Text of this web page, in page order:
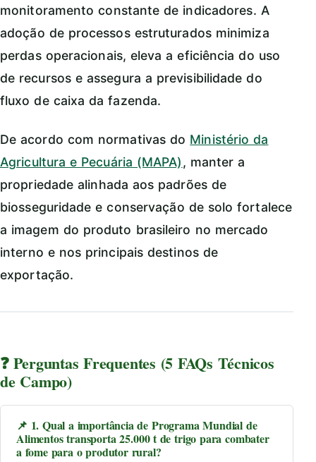
monitoramento constante de indicadores. A
adoção de processos estruturados minimiza
perdas operacionais, eleva a eficiência do uso
de recursos e assegura a previsibilidade do
fluxo de caixa da fazenda.
De acordo com normativas do Ministério da
Agricultura e Pecuária (MAPA), manter a
propriedade alinhada aos padrões de
biosseguridade e conservação de solo fortalece
a imagem do produto brasileiro no mercado
interno e nos principais destinos de
exportação.
❓ Perguntas Frequentes (5 FAQs Técnicos
de Campo)
📌 1. Qual a importância de Programa Mundial de
Alimentos transporta 25.000 t de trigo para combater
a fome para o produtor rural?